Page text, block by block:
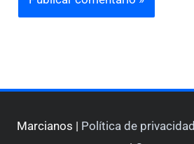
Marcianos | Política de privacidad